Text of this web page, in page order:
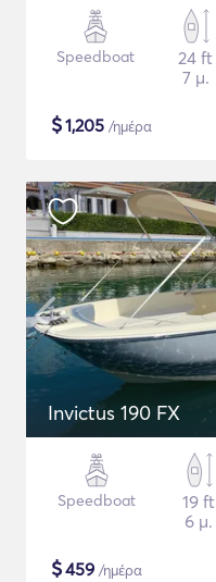
Speedboat
24 ft
7 μ.
$1,205 /ημέρα
Invictus 190 FX
Speedboat
19 ft
6 μ.
$459 /ημέρα